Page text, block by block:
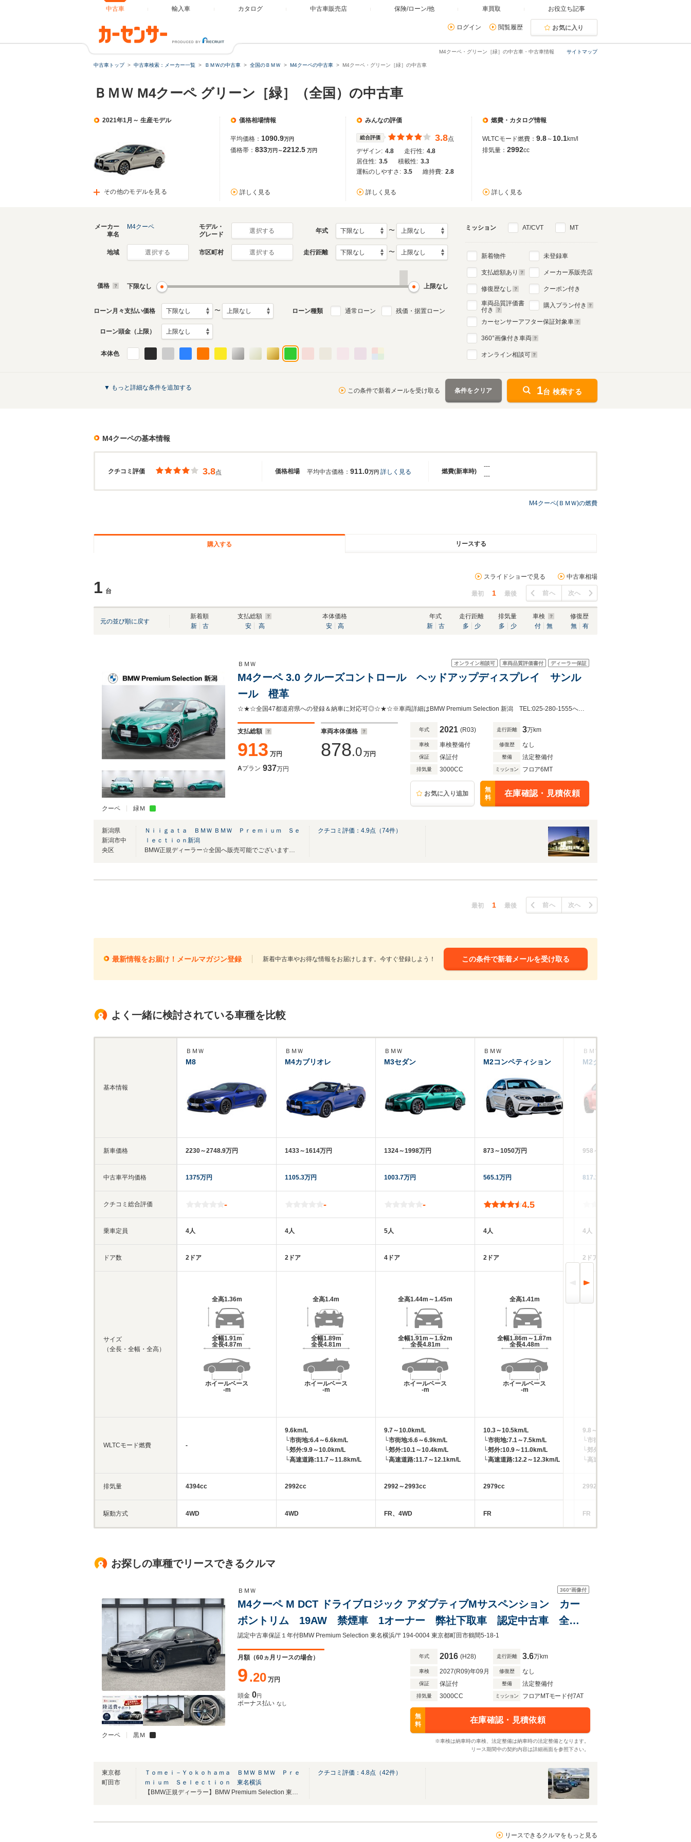
中古車 輸入車 カタログ 中古車販売店 保険/ローン/他 車買取 お役立ち記事
ログイン 閲覧履歴 お気に入り
サイトマップ
M4クーペ・グリーン［緑］の中古車・中古車情報
中古車トップ 中古車検索：メーカー一覧 ＢＭＷの中古車 全国のＢＭＷ M4クーペの中古車 M4クーペ・グリーン［緑］の中古車
ＢＭＷ M4クーペ グリーン［緑］（全国）の中古車
2021年1月～ 生産モデル
その他のモデルを見る
価格相場情報
平均価格： 1090.9万円
価格帯： 833万円～2212.5 万円
詳しく見る
みんなの評価
総合評価 3.8点
デザイン: 4.8 走行性: 4.8
居住性: 3.5 積載性: 3.3
運転のしやすさ: 3.5 維持費: 2.8
詳しく見る
燃費・カタログ情報
WLTCモード燃費： 9.8～ 10.1km/l
排気量： 2992cc
詳しく見る
M4クーペのカタログを見る
メーカー
車名
M4クーペ
モデル・
グレード
選択する 年式 〜
地域 選択する 市区町村 選択する 走行距離 〜
価格 下限なし 上限なし
ローン月々支払い価格 〜 ローン種類 通常ローン 残価・据置ローン
ローン頭金（上限）
本体色
ミッション AT/CVT MT
新着物件
支払総額あり
修復歴なし
車両品質評価書
付き
未登録車
メーカー系販売店
クーポン付き
購入プラン付き
カーセンサーアフター保証対象車
360°画像付き車両
オンライン相談可
▼ もっと詳細な条件を追加する この条件で新着メールを受け取る 条件をクリア 1台 検索する
M4クーペの基本情報
クチコミ評価 価格相場 燃費(新車時)
3.8点 平均中古価格： 911.0万円 詳しく見る
---
---
M4クーペ(ＢＭＷ)の燃費
購入する リースする
1 台
スライドショーで見る 中古車相場
最初 1 最後 前へ 次へ
元の並び順に戻す
新着順
新
古
支払総額
安
高
本体価格
安
高
年式
新
古
走行距離
多
少
排気量
多
少
車検
付
無
修復歴
無
有
クーペ 緑Ｍ
オンライン相談可 車両品質評価書付 ディーラー保証
ＢＭＷ
M4クーペ 3.0 クルーズコントロール ヘッドアップディスプレイ サンル
ール 橙革
☆★☆全国47都道府県への登録＆納車に対応可◎☆★☆※車両詳細はBMW Premium Selection 新潟 TEL:025-280-1555へどうぞお気軽にお問い合わせ下さい!!
支払総額
913 万円
車両本体価格
878.0 万円
Aプラン 937万円
年式 2021 (R03) 走行距離 3万km
車検 車検整備付 修復歴 なし
保証 保証付 整備 法定整備付
排気量 3000CC ミッション フロア6MT
お気に入り追加
無
料
在庫確認・見積依頼
新潟県
新潟市中
央区
Ｎｉｉｇａｔａ ＢＭＷ ＢＭＷ Ｐｒｅｍｉｕｍ Ｓｅ
ｌｅｃｔｉｏｎ新潟
BMW正規ディーラー☆全国へ販売可能でございます。【毎週水曜日定休】
クチコミ評価： 4.9点（74件）
最初 1 最後 前へ 次へ
最新情報をお届け！メールマガジン登録 新着中古車やお得な情報をお届けします。今すぐ登録しよう！ この条件で新着メールを受け取る
よく一緒に検討されている車種を比較
基本情報
新車価格
中古車平均価格
クチコミ総合評価
乗車定員
ドア数
サイズ
（全長・全幅・全高）
WLTCモード燃費
排気量
駆動方式
ＢＭＷ
M8
2230～2748.9万円
1375万円
-
4人
2ドア
全高1.36m
全幅1.91m
全長4.87m
ホイールベース
-m
-
4394cc
4WD
ＢＭＷ
M4カブリオレ
1433～1614万円
1105.3万円
-
4人
2ドア
全高1.4m
全幅1.89m
全長4.81m
ホイールベース
-m
9.6km/L
└市街地:6.4～6.6km/L
└郊外:9.9～10.0km/L
└高速道路:11.7～11.8km/L
2992cc
4WD
ＢＭＷ
M3セダン
1324～1998万円
1003.7万円
-
5人
4ドア
全高1.44m～1.45m
全幅1.91m～1.92m
全長4.81m
ホイールベース
-m
9.7～10.0km/L
└市街地:6.6～6.9km/L
└郊外:10.1～10.4km/L
└高速道路:11.7～12.1km/L
2992～2993cc
FR、4WD
ＢＭＷ
M2コンペティション
873～1050万円
565.1万円
4.5
4人
2ドア
全高1.41m
全幅1.86m～1.87m
全長4.48m
ホイールベース
-m
10.3～10.5km/L
└市街地:7.1～7.5km/L
└郊外:10.9～11.0km/L
└高速道路:12.2～12.3km/L
2979cc
FR
ＢＭＷ
M2クーペ
958～1031万円
817.1万円
4人
2ドア
9.8～10.1km/L
└市街地:6.8～6.9km/L
└郊外:10.2～10.5km/L
└高速道路:11.6～12.4km/L
2992cc
FR
お探しの車種でリースできるクルマ
クーペ 黒Ｍ
360°画像付
ＢＭＷ
M4クーペ M DCT ドライブロジック アダプティブMサスペンション カー
ボントリム 19AW 禁煙車 1オーナー 弊社下取車 認定中古車 全国
正規ディーラー保証/1年・走行距離無制限 赤レザーシート バックカメ
ラ シートヒーター 前後PDC HUD
認定中古車保証１年付BMW Premium Selection 東名横浜/〒194-0004 東京都町田市鶴間5-18-1
月額（60ヵ月リースの場合）
9.20 万円
頭金 0円
ボーナス払い なし
年式 2016 (H28) 走行距離 3.6万km
車検 2027(R09)年09月 修復歴 なし
保証 保証付 整備 法定整備付
排気量 3000CC ミッション フロアMTモード付7AT
無
料
在庫確認・見積依頼
※車検は納車時の車検、法定整備は納車時の法定整備となります。
リース期間中の契約内容は詳細画面を参照下さい。
東京都
町田市
Ｔｏｍｅｉ－Ｙｏｋｏｈａｍａ ＢＭＷ ＢＭＷ Ｐｒｅ
ｍｉｕｍ Ｓｅｌｅｃｔｉｏｎ 東名横浜
【BMW正規ディーラー】BMW Premium Selection 東名横浜
クチコミ評価： 4.8点（42件）
リースできるクルマをもっと見る